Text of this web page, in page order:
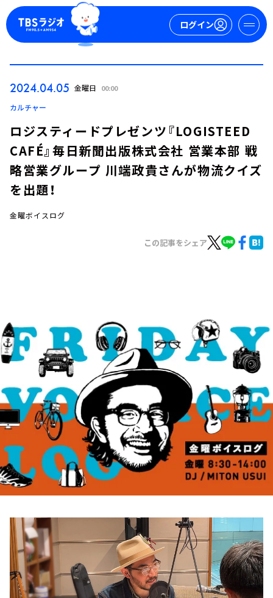
ログイン
今日の番組表
会社情報
2024.04.05 金曜日 00:00
カルチャー
ロジスティードプレゼンツ『LOGISTEED
CAFÉ』毎日新聞出版株式会社 営業本部 戦
略営業グループ 川端政貴さんが物流クイズ
を出題！
金曜ボイスログ
この記事をシェア